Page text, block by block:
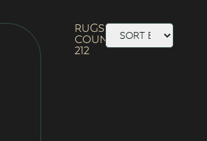
Rugs
Count:
212